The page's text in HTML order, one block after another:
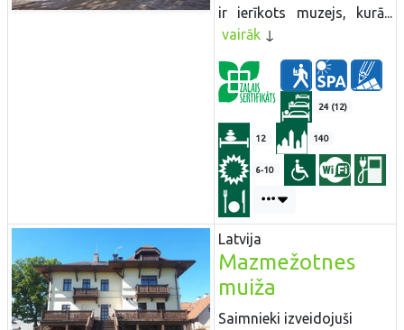
ir ierīkots muzejs, kurā...
vairāk
24 (12)
12 140
6-10
Latvija
Mazmežotnes
muiža
Saimnieki izveidojuši